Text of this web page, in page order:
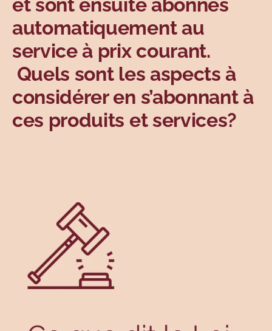
et sont ensuite abonnés
automatiquement au
service à prix courant.
Quels sont les aspects à
considérer en s’abonnant à
ces produits et services?